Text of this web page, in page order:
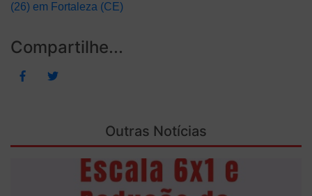
(26) em Fortaleza (CE)
Compartilhe...
Outras Notícias